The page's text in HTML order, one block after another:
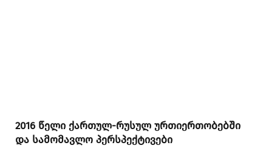
2016 წელი ქართულ-რუსულ ურთიერთობებში
და სამომავლო პერსპექტივები